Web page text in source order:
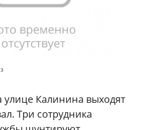
Калинина выходят
Три сотрудника